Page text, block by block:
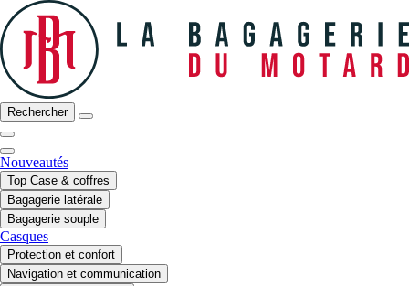
Rechercher
Nouveautés
Top Case & coffres
Bagagerie latérale
Bagagerie souple
Casques
Protection et confort
Navigation et communication